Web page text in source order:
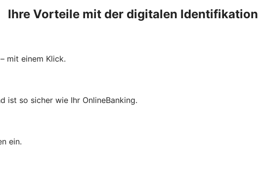
Ihre Vorteile mit der digitalen Identifikation
mit einem Klick.
ist so sicher wie Ihr OnlineBanking.
ein.